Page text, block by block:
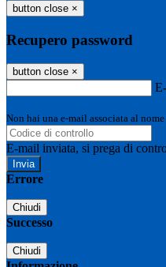
button close ×
Recupero password
button close ×
Non hai una e-mail associata al
E-mail inviata, si prega di
Errore
Chiudi
Successo
Chiudi